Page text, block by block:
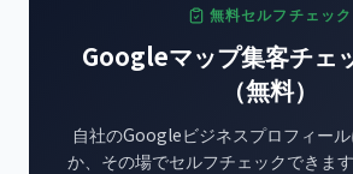
無料セルフチェック
Googleマップ集客チェ
（無料）
自社のGoogleビジネスプロフィー
か、その場でセルフチェックできま